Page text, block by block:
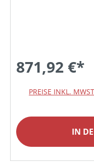
871,92 €*
PREISE INKL.
IN